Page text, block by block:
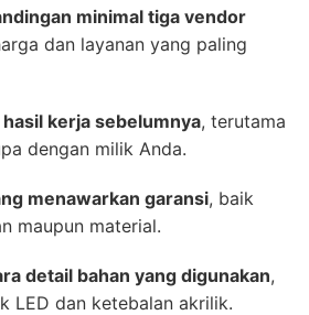
minimal tiga vendor
dan layanan yang paling
kerja sebelumnya, terutama
dengan milik Anda.
menawarkan garansi, baik
maupun material.
detail bahan yang digunakan,
LED dan ketebalan akrilik.